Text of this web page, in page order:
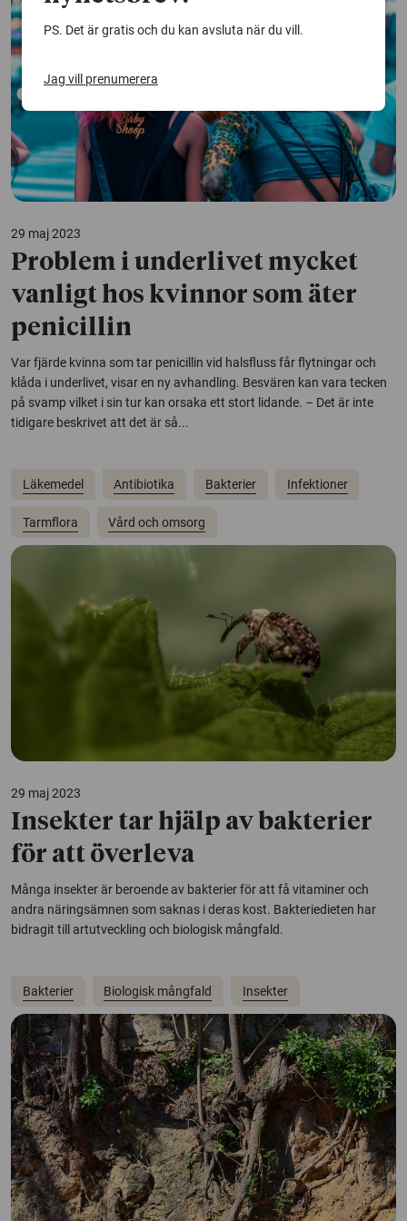
29 maj 2023
Problem i underlivet mycket
vanligt hos kvinnor som äter
penicillin
Var fjärde kvinna som tar penicillin vid halsfluss får flytningar och
klåda i underlivet, visar en ny avhandling. Besvären kan vara tecken
på svamp vilket i sin tur kan orsaka ett stort lidande. – Det är inte
tidigare beskrivet att det är så...
Läkemedel Antibiotika Bakterier Infektioner
Tarmflora Vård och omsorg
29 maj 2023
Insekter tar hjälp av bakterier
för att överleva
Många insekter är beroende av bakterier för att få vitaminer och
andra näringsämnen som saknas i deras kost. Bakteriedieten har
bidragit till artutveckling och biologisk mångfald.
Bakterier Biologisk mångfald Insekter
PS. Det är gratis och du kan avsluta när du vill.
Jag vill prenumerera